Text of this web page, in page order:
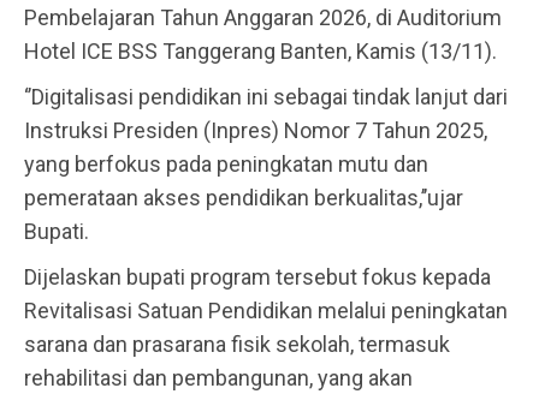
Pembelajaran Tahun Anggaran 2026, di Auditorium
Hotel ICE BSS Tanggerang Banten, Kamis (13/11).
‘’Digitalisasi pendidikan ini sebagai tindak lanjut dari
Instruksi Presiden (Inpres) Nomor 7 Tahun 2025,
yang berfokus pada peningkatan mutu dan
pemerataan akses pendidikan berkualitas,’’ujar
Bupati.
Dijelaskan bupati program tersebut fokus kepada
Revitalisasi Satuan Pendidikan melalui peningkatan
sarana dan prasarana fisik sekolah, termasuk
rehabilitasi dan pembangunan, yang akan